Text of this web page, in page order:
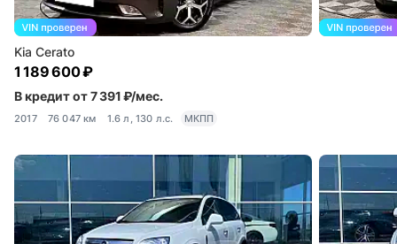
Kia Cerato
1 189 600 ₽
В кредит от 7 391 ₽/мес.
2017 76 047 км 1.6 л, 130 л.с. МКПП